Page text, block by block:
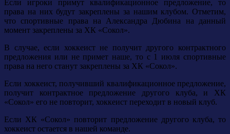
Если игроки примут квалификационное предложение, то
права на них будут закреплены за нашим клубом. Отметим,
что спортивные права на Александра Дюбина на данный
момент закреплены за ХК «Сокол».
В случае, если хоккеист не получит другого контрактного
предложения или не примет наше, то с 1 июля спортивные
права на него станут закреплены за ХК «Сокол».
Если хоккеист, получивший квалификационное предложение,
получит контрактное предложение другого клуба, и ХК
«Сокол» его не повторит, хоккеист переходит в новый клуб.
Если ХК «Сокол» повторит предложение другого клуба, то
хоккеист остается в нашей команде.